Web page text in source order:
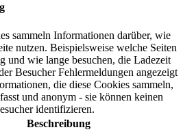
sammeln Informationen darüber, wie
nutzen. Beispielsweise welche Seiten
und wie lange besuchen, die Ladezeit
Besucher Fehlermeldungen angezeigt
die diese Cookies sammeln,
und anonym - sie können keinen
identifizieren.
Beschreibung